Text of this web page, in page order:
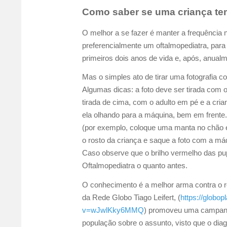
Como saber se uma criança
O melhor a se fazer é manter a frequência
preferencialmente um oftalmopediatra,
primeiros dois anos de vida e, após,
Mas o simples ato de tirar uma fotografia
Algumas dicas: a foto deve ser tirada com
tirada de cima, com o adulto em pé e a
ela olhando para a máquina, bem em
(por exemplo, coloque uma manta no
o rosto da criança e saque a foto com a
Caso observe que o brilho vermelho das
Oftalmopediatra o quanto antes.
O conhecimento é a melhor arma contra o
da Rede Globo Tiago Leifert, (https://
v=wJwlKky6MMQ) promoveu uma
população sobre o assunto, visto que o